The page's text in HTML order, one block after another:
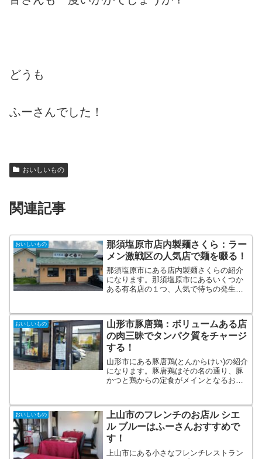
どうも
ふーさんでした！
おいしいもの
関連記事
おいしいもの
那須塩原市店内製麺さくら：ラー
メン激戦区の人気店で麺を啜る！
那須塩原市にある店内製麺さくらの紹介
になります。那須塩原市にあるいくつか
ある有名店の１つ、人気で待ちの発生す
おいしいもの
山形市豚唐鶏：ボリュームある店
の肉三昧でタンパク質をチャージ
する！
山形市にある豚唐鶏(とんからけい)の紹介
になります。豚唐鶏はその名の通り、豚
かつと鶏からの定食がメインとなるお店
されます。肉好きな方にはしっかりとハ
マるお店だと思います。
おいしいもの
上山市のフレンチのお店ル シエ
ル ブルーはふーさんおすすめで
す！
上山市にある小さなフレンチレストラン